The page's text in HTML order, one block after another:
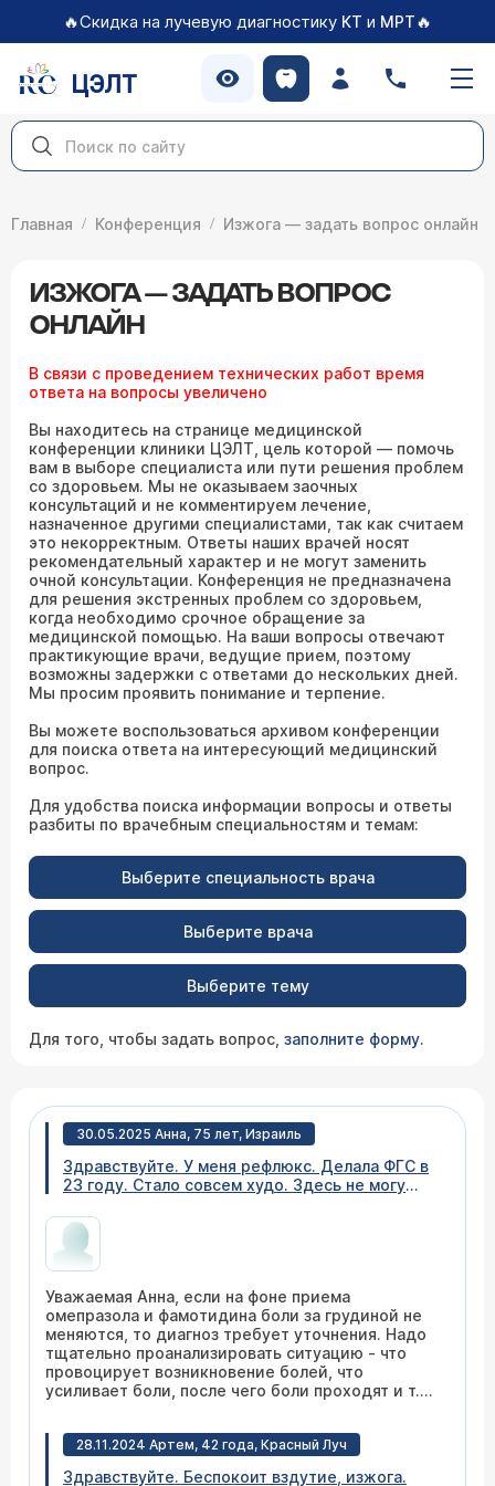
🔥Скидка на лучевую диагностику КТ и МРТ🔥
ЦЭЛТ
Главная Конференция Изжога — задать вопрос онлайн
ИЗЖОГА — ЗАДАТЬ ВОПРОС
ОНЛАЙН
В связи с проведением технических работ время
ответа на вопросы увеличено
Вы находитесь на странице медицинской
конференции клиники ЦЭЛТ, цель которой — помочь
вам в выборе специалиста или пути решения проблем
со здоровьем. Мы не оказываем заочных
консультаций и не комментируем лечение,
назначенное другими специалистами, так как считаем
это некорректным. Ответы наших врачей носят
рекомендательный характер и не могут заменить
очной консультации. Конференция не предназначена
для решения экстренных проблем со здоровьем,
когда необходимо срочное обращение за
медицинской помощью. На ваши вопросы отвечают
практикующие врачи, ведущие прием, поэтому
возможны задержки с ответами до нескольких дней.
Мы просим проявить понимание и терпение.
Вы можете воспользоваться архивом конференции
для поиска ответа на интересующий медицинский
вопрос.
Для удобства поиска информации вопросы и ответы
разбиты по врачебным специальностям и темам:
Выберите специальность врача
Выберите врача
Выберите тему
Для того, чтобы задать вопрос, заполните форму.
30.05.2025 Анна, 75 лет, Израиль
Здравствуйте. У меня рефлюкс. Делала ФГС в
23 году. Стало совсем худо. Здесь не могу
нет. Болит за грудиной. Точечно. Бывает
тошнит. Пью разные лекарства. Сейчас
омепрадекс и фамотидин на ночь. Ем мало. На
Может Дексилант попробовать? Я его когда-
то пила. Вроде было лучше.
Уважаемая Анна, если на фоне приема
омепразола и фамотидина боли за грудиной не
меняются, то диагноз требует уточнения. Надо
тщательно проанализировать ситуацию - что
провоцирует возникновение болей, что
усиливает боли, после чего боли проходят и т.д.
причиной боли за грудиной может быть не
28.11.2024 Артем, 42 года, Красный Луч
Здравствуйте. Беспокоит вздутие, изжога.